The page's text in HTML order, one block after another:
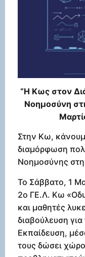
“Η Κως στον
Νοημοσύνη
Στην Κω,
διαμόρφωση
Νοημοσύνης
Το Σάββατο, 1
2ο ΓΕ.Λ. Κω
και μαθητές
διαβούλευση
Εκπαίδευση,
τους δώσει